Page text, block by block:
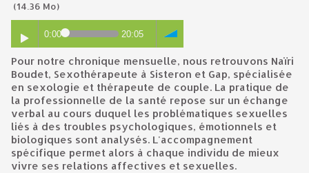
(14.36 Mo)
0:00 20:05
Pour notre chronique mensuelle, nous retrouvons Naïri
Boudet, Sexothérapeute à Sisteron et Gap, spécialisée
en sexologie et thérapeute de couple. La pratique de
la professionnelle de la santé repose sur un échange
verbal au cours duquel les problématiques sexuelles
liés à des troubles psychologiques, émotionnels et
biologiques sont analysés. L'accompagnement
spécifique permet alors à chaque individu de mieux
vivre ses relations affectives et sexuelles.